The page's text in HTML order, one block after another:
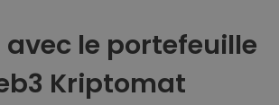
le portefeuille
Kriptomat